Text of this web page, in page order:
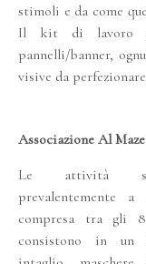
stimoli e da come
Il kit di lavoro
pannelli/banner,
visive da
Associazione Al
Le attività
prevalentemente
compresa tra gli
consistono in un